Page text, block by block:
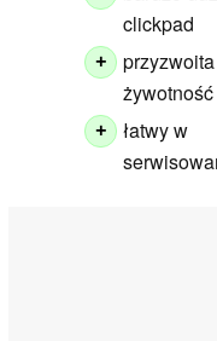
clickpad
+
przyzwoita
+
łatwy w